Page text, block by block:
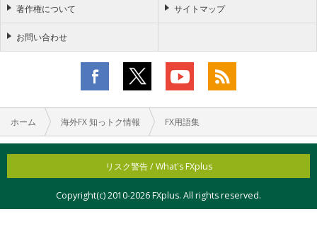
ホーム 海外FX 知っトク情報 FX用語集
著作権について サイトマップ
お問い合わせ
リスク警告 / What's FXplus
Copyright(c) 2010-2026 FXplus. All rights reserved.